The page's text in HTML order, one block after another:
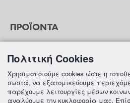
ΠΡΟΪΟΝΤΑ
ΒΟΗΘΕΙΑ
Πολιτική Cookies
Χρησιμοποιούμε cookies ώστε η
σωστά, να εξατομικεύουμε
παρέχουμε λειτουργίες μέσων
αναλύουμε την κυκλοφορία μας.